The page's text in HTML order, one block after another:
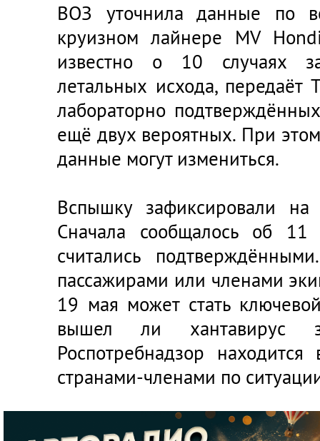
ВОЗ уточнила данные по
круизном лайнере MV
известно о 10 случаях
летальных исхода, передаёт
лабораторно
ещё двух вероятных. При
данные могут измениться.
Вспышку зафиксировали
Сначала сообщалось об 11
считались
пассажирами или членами
19 мая может стать
вышел ли хантавирус
Роспотребнадзор
странами-членами по